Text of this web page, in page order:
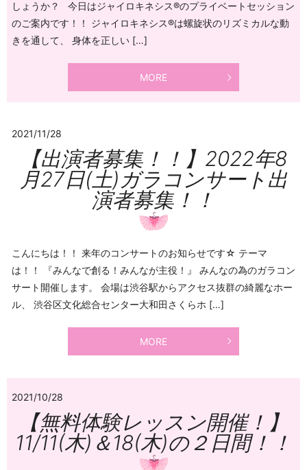
しょうか？ 今日はジャイロキネシス®のプライベートセッション
のご案内です！！ ジャイロキネシス®は螺旋状のリズミカルな動
きを通して、 身体を正しい […]
MORE
2021/11/28
【出演者募集！！】2022年8
月27日(土)ガラコンサート出
演者募集！！
こんにちは！！ 来年のコンサートのお知らせです☆ テーマ
は！！ 『みんなで創る！みんなが主役！』 みんなの為のガラコン
サート開催します。 会場は渋谷駅からアクセス抜群の綺麗なホー
ル、 渋谷区文化総合センター大和田さくらホ […]
MORE
2021/10/28
【無料体験レッスン開催！】
11/11(木)＆18(木)の２日間！！